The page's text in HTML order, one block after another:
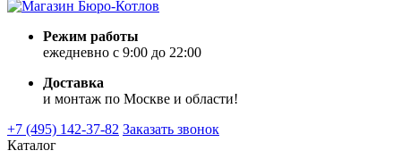
Режим работы
ежедневно с 9:00 до 22:00
Доставка
и монтаж по Москве и области!
+7 (495) 142-37-82 Заказать звонок
Каталог